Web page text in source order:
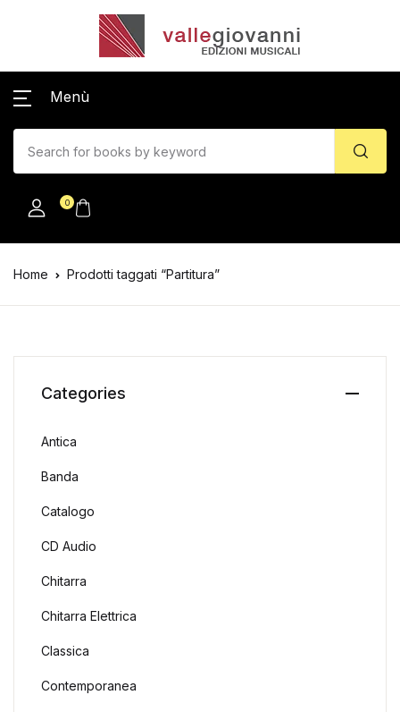
Menù
0
Home Prodotti taggati “Partitura”
Categories
Antica
Banda
Catalogo
CD Audio
Chitarra
Chitarra Elettrica
Classica
Contemporanea